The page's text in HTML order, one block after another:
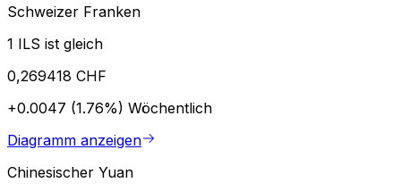
Schweizer Franken
1 ILS ist gleich
0,269418 CHF
+0.0047 (1.76%) Wöchentlich
Diagramm anzeigen
Chinesischer Yuan